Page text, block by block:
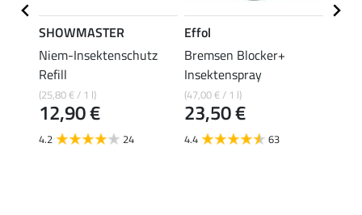
SHOWMASTER
Niem-Insektenschutz
Refill
(25,80 € / 1 l)
12,90 €
4.2 24
Effol
Bremsen Blocker+
Insektenspray
(47,00 € / 1 l)
23,50 €
4.4 63